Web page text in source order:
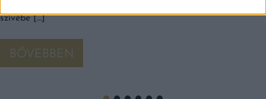
szívébe […]
BŐVEBBEN